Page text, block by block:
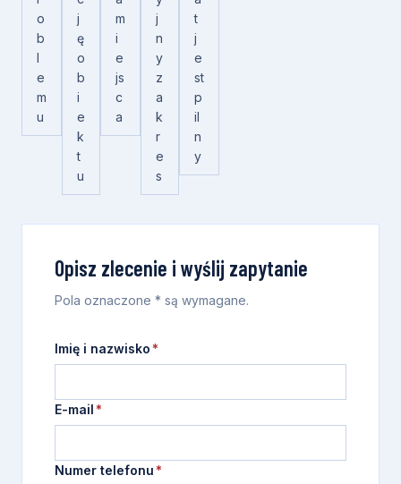
o
b
l
e
m
u
j
ę
o
b
i
e
k
t
u
m
i
e
js
c
a
j
n
y
z
a
k
r
e
s
t
j
e
st
p
il
n
y
Opisz zlecenie i wyślij zapytanie
Pola oznaczone * są wymagane.
Imię i nazwisko*
E-mail*
Numer telefonu*